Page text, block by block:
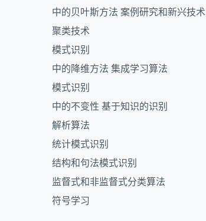
中的贝叶斯方法 案例研究和新兴技术
聚类技术
模式识别
中的降维方法 集成学习算法
模式识别
中的不变性 基于知识的识别
解析算法
统计模式识别
结构和句法模式识别
监督式和非监督式分类算法
符号学习